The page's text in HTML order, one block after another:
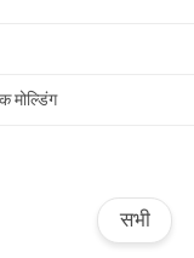
मोल्डिंग
सभी